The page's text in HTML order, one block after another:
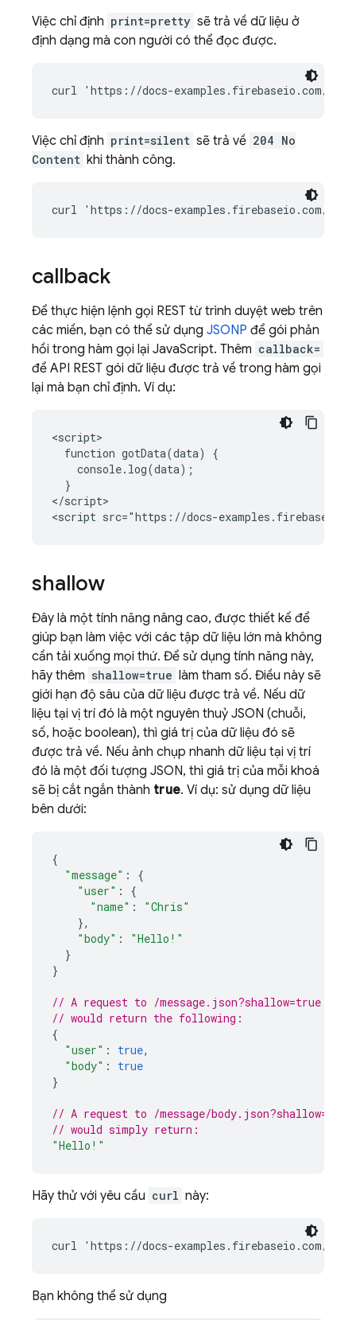
Việc chỉ định print=pretty sẽ trả về dữ liệu ở
định dạng mà con người có thể đọc được.
Việc chỉ định print=silent sẽ trả về 204 No
Content khi thành công.
callback
Để thực hiện lệnh gọi REST từ trình duyệt web trên
các miền, bạn có thể sử dụng JSONP để gói phản
hồi trong hàm gọi lại JavaScript. Thêm callback=
để API REST gói dữ liệu được trả về trong hàm gọi
lại mà bạn chỉ định. Ví dụ:
<script>
  function gotData(data) {
    console.log(data);
  }
</script>
<script src="https://docs-
shallow
Đây là một tính năng nâng cao, được thiết kế để
giúp bạn làm việc với các tập dữ liệu lớn mà không
cần tải xuống mọi thứ. Để sử dụng tính năng này,
hãy thêm shallow=true làm tham số. Điều này sẽ
giới hạn độ sâu của dữ liệu được trả về. Nếu dữ
liệu tại vị trí đó là một nguyên thuỷ JSON (chuỗi,
số, hoặc boolean), thì giá trị của dữ liệu đó sẽ
được trả về. Nếu ảnh chụp nhanh dữ liệu tại vị trí
đó là một đối tượng JSON, thì giá trị của mỗi khoá
sẽ bị cắt ngắn thành true. Ví dụ: sử dụng dữ liệu
bên dưới:
{
"message" :
{
"user" :
{
"name" :
"Chris"
},
"body" :
"Hello!"
}
}
// A request to /message.json?shallow=true
// would return the following:
{
"user" : true,
"body" :
true
}
// A request to /message/body.json?shallow=true
// would simply return:
"Hello!"
Hãy thử với yêu cầu curl này:
Bạn không thể sử dụng